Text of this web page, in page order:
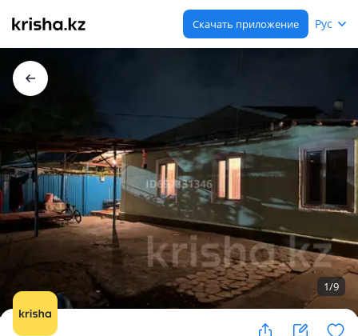
Скачать приложение Рус
1/9